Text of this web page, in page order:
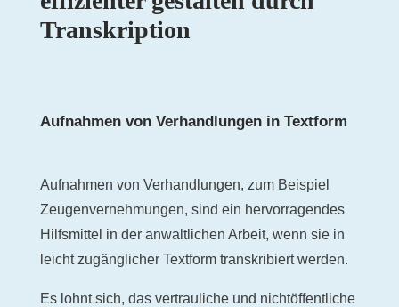
Transkription
Aufnahmen von Verhandlungen in Textform
Aufnahmen von Verhandlungen, zum Beispiel
Zeugenvernehmungen, sind ein hervorragendes
Hilfsmittel in der anwaltlichen Arbeit, wenn sie in
leicht zugänglicher Textform transkribiert werden.
Es lohnt sich, das vertrauliche und nichtöffentliche